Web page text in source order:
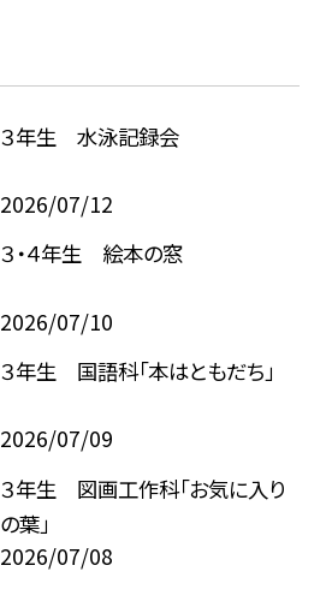
３年生 水泳記録会
2026/07/12
３・４年生 絵本の窓
2026/07/10
３年生 国語科「本はともだち」
2026/07/09
３年生 図画工作科「お気に入り
の葉」
2026/07/08